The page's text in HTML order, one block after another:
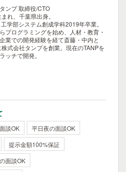
ンプ 取締役/CTO
れ、千葉県出身。
学部システム創成学科2019年卒業。
プログラミングを始め、人材・教育・
業での開発経験を経て斎藤・中内と
式会社タンプを創業。現在のTANPを
ッチで開発。
談OK
平日夜の面談OK
提示金額100%保証
面談OK